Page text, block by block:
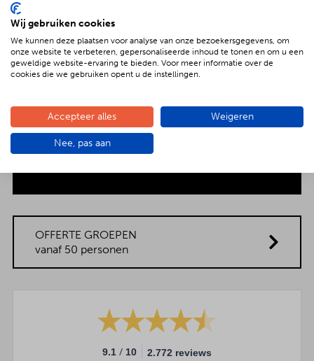
Compleet is ook écht compleet.
Alles dat je nodig hebt wordt meegeleverd.
OFFERTE GROEPEN
vanaf 50 personen
9.1 / 10 2.772 reviews
Wij gebruiken cookies
We kunnen deze plaatsen voor analyse van onze bezoekersgegevens, om
onze website te verbeteren, gepersonaliseerde inhoud te tonen en om u een
geweldige website-ervaring te bieden. Voor meer informatie over de
cookies die we gebruiken opent u de instellingen.
Accepteer alles Weigeren
Nee, pas aan